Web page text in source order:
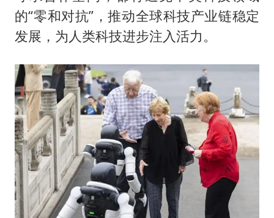
的“零和对抗”，推动全球科技产业链稳定
发展，为人类科技进步注入活力。